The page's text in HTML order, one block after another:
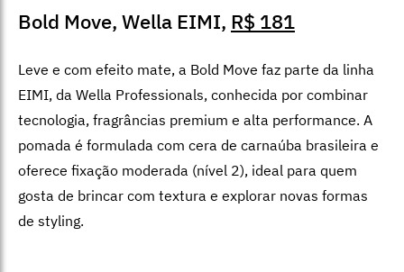
Bold Move, Wella EIMI, R$ 181
Leve e com efeito mate, a Bold Move faz parte da linha
EIMI, da Wella Professionals, conhecida por combinar
tecnologia, fragrâncias premium e alta performance. A
pomada é formulada com cera de carnaúba brasileira e
oferece fixação moderada (nível 2), ideal para quem
gosta de brincar com textura e explorar novas formas
de styling.